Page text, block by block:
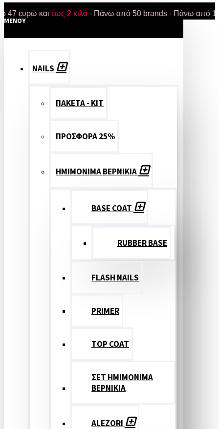
καιέως 2 κιλά- Πάνω από 50 brands - Πάνω από 18.000
MENOY
NAILS
ΠΑΚΕΤΑ - ΚΙΤ
ΠΡΟΣΦΟΡΑ 25%
ΗΜΙΜΟΝΙΜΑ ΒΕΡΝΙΚΙΑ
BASE COAT
RUBBER BASE
FLASH NAILS
PRIMER
TOP COAT
ΣΕΤ ΗΜΙΜΟΝΙΜΑ
ΒΕΡΝΙΚΙΑ
ALEZORI